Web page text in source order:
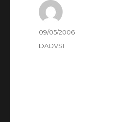
Author
Posted
09/05/2006
Categories
DADVSI